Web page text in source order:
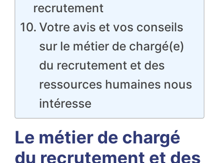
recrutement
Votre avis et vos conseils
sur le métier de chargé(e)
du recrutement et des
ressources humaines nous
intéresse
Le métier de chargé
du recrutement et des